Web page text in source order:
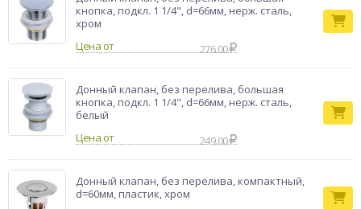
кнопка, подкл. 1 1/4", d=66мм, нерж. сталь,
хром
Цена от
276.00
Донный клапан, без перелива, большая
кнопка, подкл. 1 1/4", d=66мм, нерж. сталь,
белый
Цена от
249.00
Донный клапан, без перелива, компактный,
d=60мм, пластик, хром